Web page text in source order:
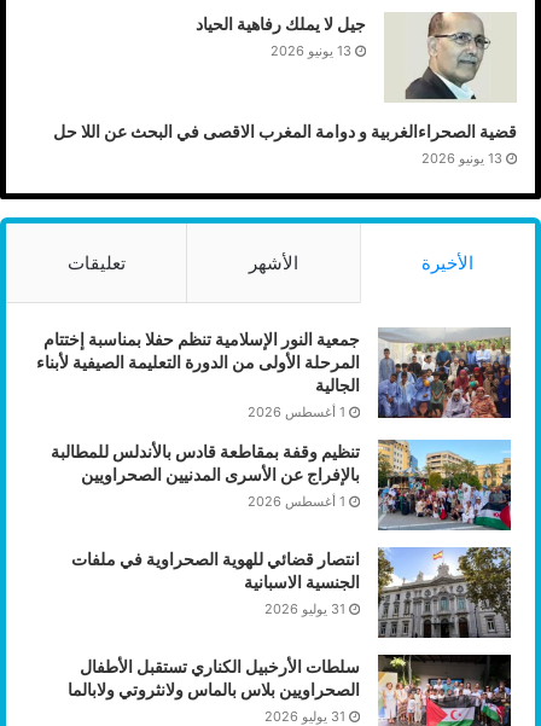
جيل لا يملك رفاهية الحياد
13 يونيو 2026
قضية الصحراءالغربية و دوامة المغرب الاقصى في البحث عن اللا حل
13 يونيو 2026
الأخيرة الأشهر تعليقات
جمعية النور الإسلامية تنظم حفلا بمناسبة إختتام
المرحلة الأولى من الدورة التعليمة الصيفية لأبناء
الجالية
1 أغسطس 2026
تنظيم وقفة بمقاطعة قادس بالأندلس للمطالبة
بالإفراج عن الأسرى المدنيين الصحراويين
1 أغسطس 2026
انتصار قضائي للهوية الصحراوية في ملفات
الجنسية الاسبانية
31 يوليو 2026
سلطات الأرخبيل الكناري تستقبل الأطفال
الصحراويين بلاس بالماس ولانثروتي ولابالما
31 يوليو 2026